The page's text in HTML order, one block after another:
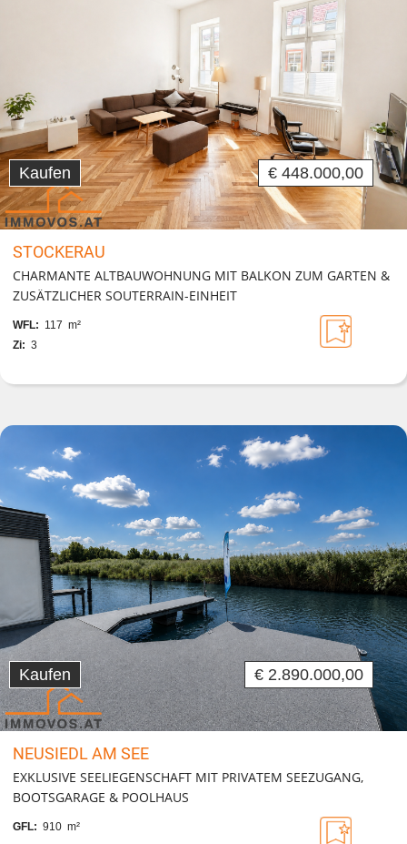
Kaufen € 448.000,00
STOCKERAU
CHARMANTE ALTBAUWOHNUNG MIT BALKON ZUM GARTEN &
ZUSÄTZLICHER SOUTERRAIN-EINHEIT
WFL: 117 m²
Zi: 3
Kaufen € 2.890.000,00
NEUSIEDL AM SEE
EXKLUSIVE SEELIEGENSCHAFT MIT PRIVATEM SEEZUGANG,
BOOTSGARAGE & POOLHAUS
GFL: 910 m²